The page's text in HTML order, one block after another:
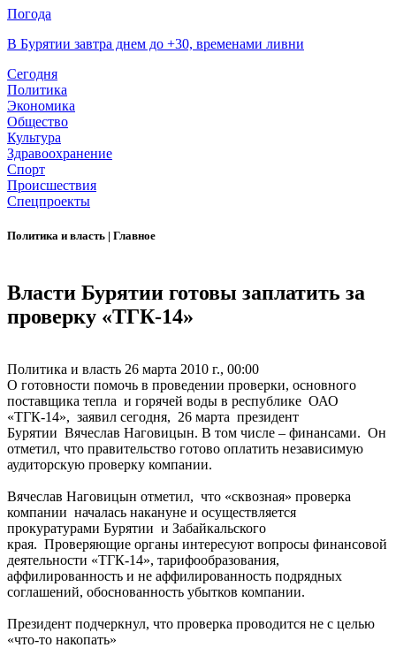
Погода
В Бурятии завтра днем до +30, временами ливни
Сегодня
Политика
Экономика
Общество
Культура
Здравоохранение
Спорт
Происшествия
Спецпроекты
Политика и власть | Главное
Власти Бурятии готовы заплатить за
проверку «ТГК-14»
Политика и власть 26 марта 2010 г., 00:00
О готовности помочь в проведении проверки, основного
поставщика тепла и горячей воды в республике ОАО
«ТГК-14», заявил сегодня, 26 марта президент
Бурятии Вячеслав Наговицын. В том числе – финансами. Он
отметил, что правительство готово оплатить независимую
аудиторскую проверку компании.
Вячеслав Наговицын отметил, что «сквозная» проверка
компании началась накануне и осуществляется
прокуратурами Бурятии и Забайкальского
края. Проверяющие органы интересуют вопросы финансовой
деятельности «ТГК-14», тарифообразования,
аффилированность и не аффилированность подрядных
соглашений, обоснованность убытков компании.
Президент подчеркнул, что проверка проводится не с целью
«что-то накопать»